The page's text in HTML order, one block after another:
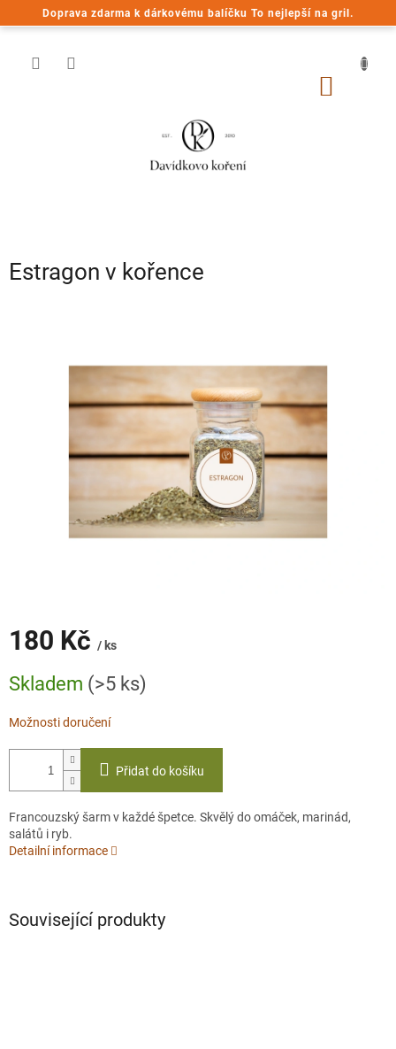
Doprava zdarma k dárkovému balíčku To nejlepší na gril.
na
Estragon v kořence
180 Kč / ks
cena:
Skladem (>5 ks)
Možnosti doručení
Přidat do košíku
Francouzský šarm v každé špetce. Skvělý do omáček, marinád,
salátů i ryb.
Detailní informace
Související produkty